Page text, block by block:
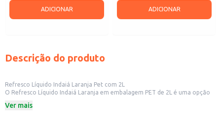
ADICIONAR ADICIONAR
Descrição do produto
Refresco Líquido Indaiá Laranja Pet com 2L
O Refresco Líquido Indaiá Laranja em embalagem PET de 2L é uma opção
sabor refrescante de laranja, ideal para consumo individual ou para
Ver mais